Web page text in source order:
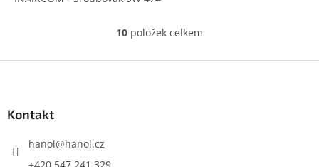
O
l
10 položek celkem
Kontakt
hanol@hanol.cz